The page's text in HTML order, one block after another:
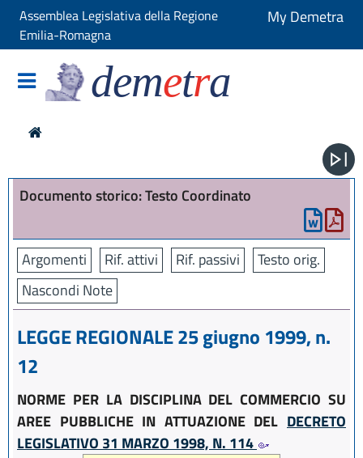
Assemblea Legislativa della Regione
Emilia-Romagna
My Demetra
demetra
Documento storico: Testo Coordinato
Argomenti Rif. attivi Rif. passivi
Testo orig.
Nascondi Note
LEGGE REGIONALE 25 giugno 1999, n.
12
NORME PER LA DISCIPLINA DEL COMMERCIO SU
AREE PUBBLICHE IN ATTUAZIONE DEL DECRETO
LEGISLATIVO 31 MARZO 1998, N. 114